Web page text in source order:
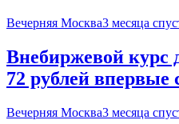
Вечерняя Москва3 месяца
Внебиржевой курс
72 рублей впервые
Вечерняя Москва3 месяца